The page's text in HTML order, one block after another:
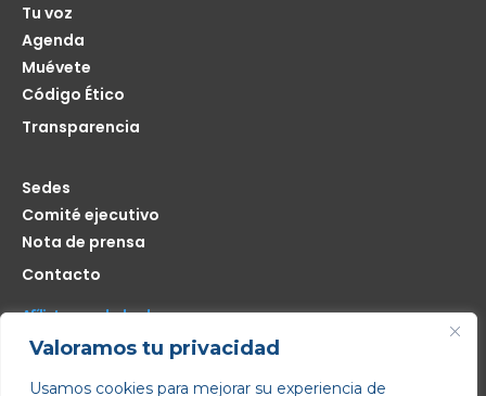
Valoramos tu privacidad
Usamos cookies para mejorar su experiencia de
Tu voz
Agenda
Muévete
Código Ético
Transparencia
Sedes
Comité ejecutivo
Nota de prensa
Contacto
Afíliate seas de donde seas
Me interesa